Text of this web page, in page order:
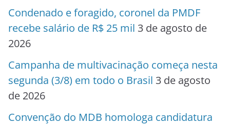
Condenado e foragido, coronel da PMDF
recebe salário de R$ 25 mil 3 de agosto de
2026
Campanha de multivacinação começa nesta
segunda (3/8) em todo o Brasil 3 de agosto
de 2026
Convenção do MDB homologa candidatura